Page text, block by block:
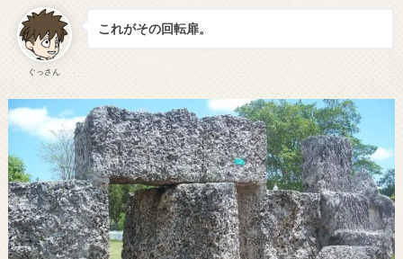
ぐっさん
これがその回転扉。